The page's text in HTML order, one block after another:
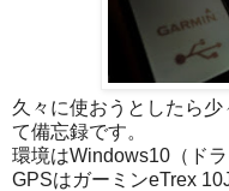
久々に使おうとしたら
て備忘録です。
環境はWindows10（ド
GPSはガーミンeTrex